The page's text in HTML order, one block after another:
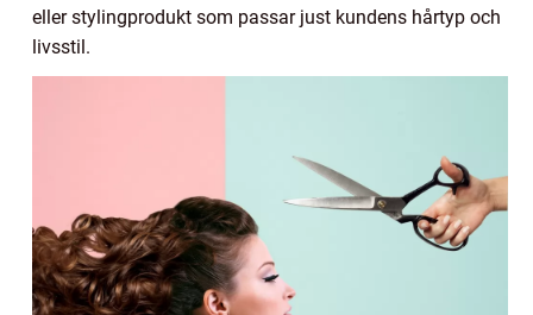
eller stylingprodukt som passar just kundens hårtyp och
livsstil.